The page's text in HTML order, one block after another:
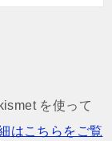
を使って
はこちらをご覧